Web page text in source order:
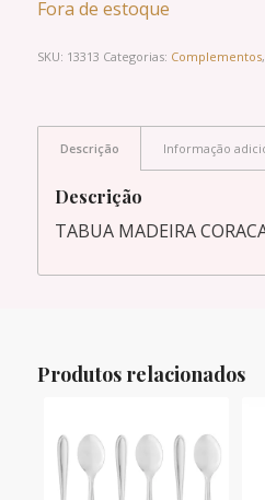
Fora de estoque
SKU: 13313 Categorias: Complementos,
Descrição Informação
Descrição
TABUA MADEIRA
Produtos relacionados